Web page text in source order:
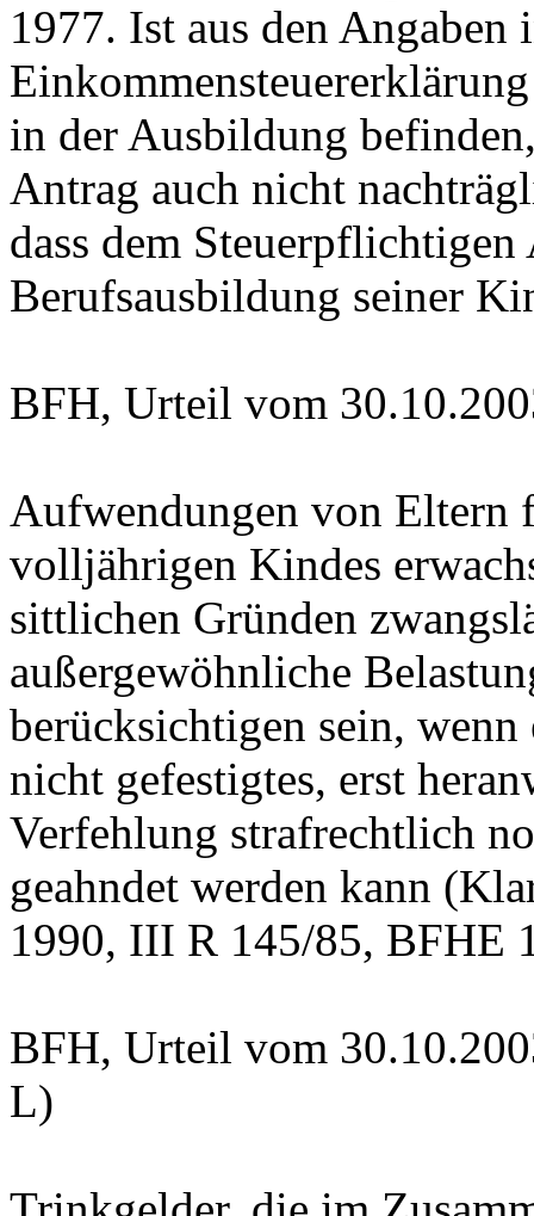
1977. Ist aus den Angaben
in der Ausbildung
Antrag auch nicht
dass dem
Berufsausbildung seiner
BFH, Urteil vom
Aufwendungen von Eltern
volljährigen Kindes
sittlichen Gründen
außergewöhnliche
berücksichtigen sein,
nicht gefestigtes, erst
Verfehlung strafrechtlich
geahndet werden kann
1990, III R 145/85, BFHE
BFH, Urteil vom
L)